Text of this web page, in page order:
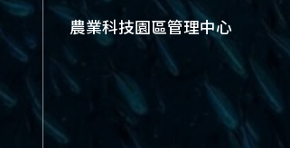
農業科技園區管理中心